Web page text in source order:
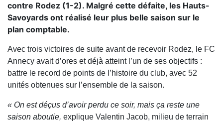
contre Rodez (1-2). Malgré cette défaite, les Hauts-
Savoyards ont réalisé leur plus belle saison sur le
plan comptable.
Avec trois victoires de suite avant de recevoir Rodez, le FC
Annecy avait d’ores et déjà atteint l’un de ses objectifs :
battre le record de points de l’histoire du club, avec 52
unités obtenues sur l’ensemble de la saison.
« On est déçus d’avoir perdu ce soir, mais ça reste une
saison aboutie, explique Valentin Jacob, milieu de terrain